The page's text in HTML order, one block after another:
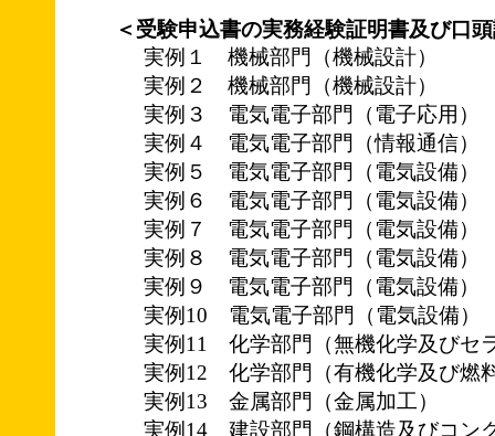
＜受験申込書の実務経験証明書及び口
実例１ 機械部門（機械設計）
実例２ 機械部門（機械設計）
実例３ 電気電子部門（電子応用）
実例４ 電気電子部門（情報通信）
実例５ 電気電子部門（電気設備）
実例６ 電気電子部門（電気設備）
実例７ 電気電子部門（電気設備）
実例８ 電気電子部門（電気設備）
実例９ 電気電子部門（電気設備）
実例10 電気電子部門（電気設備）
実例11 化学部門（無機化学及びセ
実例12 化学部門（有機化学及び燃
実例13 金属部門（金属加工）
実例14 建設部門（鋼構造及びコン